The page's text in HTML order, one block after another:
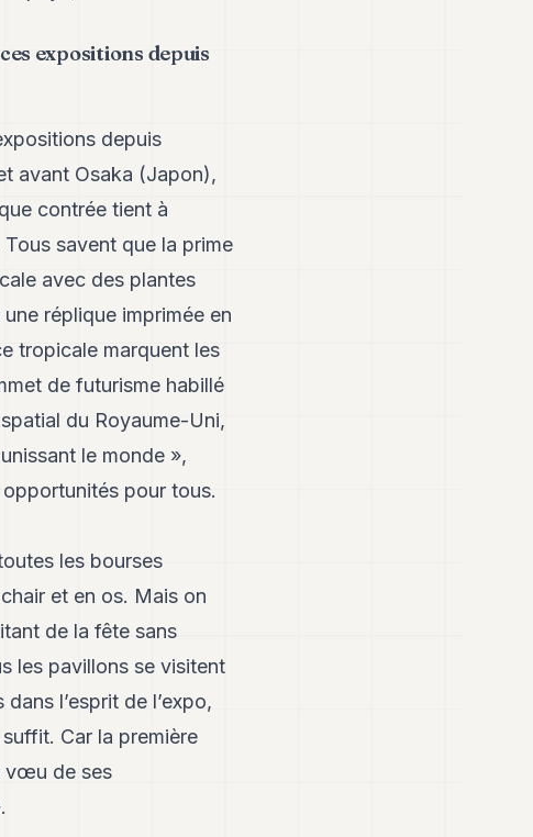
expositions depuis
depuis
avant Osaka (Japon),
contrée tient à
savent que la prime
avec des plantes
réplique imprimée en
tropicale marquent les
de futurisme habillé
du Royaume-Uni,
le monde »,
pour tous.
les bourses
et en os. Mais on
de la fête sans
les pavillons se visitent
l’esprit de l’expo,
Car la première
vœu de ses